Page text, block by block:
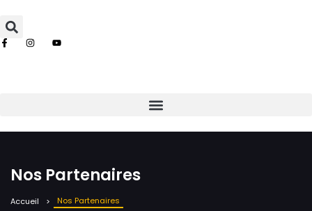
Nos Partenaires
Accueil Nos Partenaires